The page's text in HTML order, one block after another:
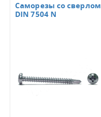
Саморезы со сверлом
DIN 7504 N